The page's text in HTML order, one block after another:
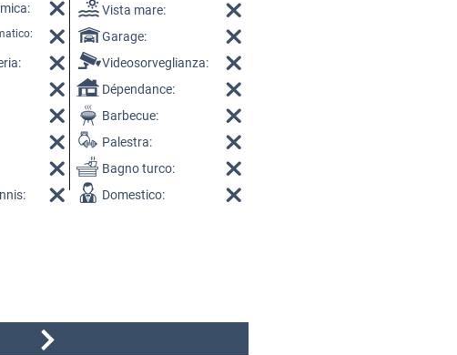
Vista mare:
Garage:
Videosorveglianza:
Dépendance:
Barbecue:
Palestra:
Bagno turco:
Domestico: